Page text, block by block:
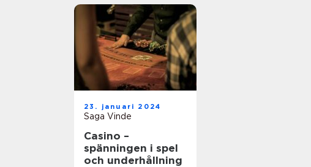
23. januari 2024
Saga Vinde
Casino –
spänningen i spel
och underhållning